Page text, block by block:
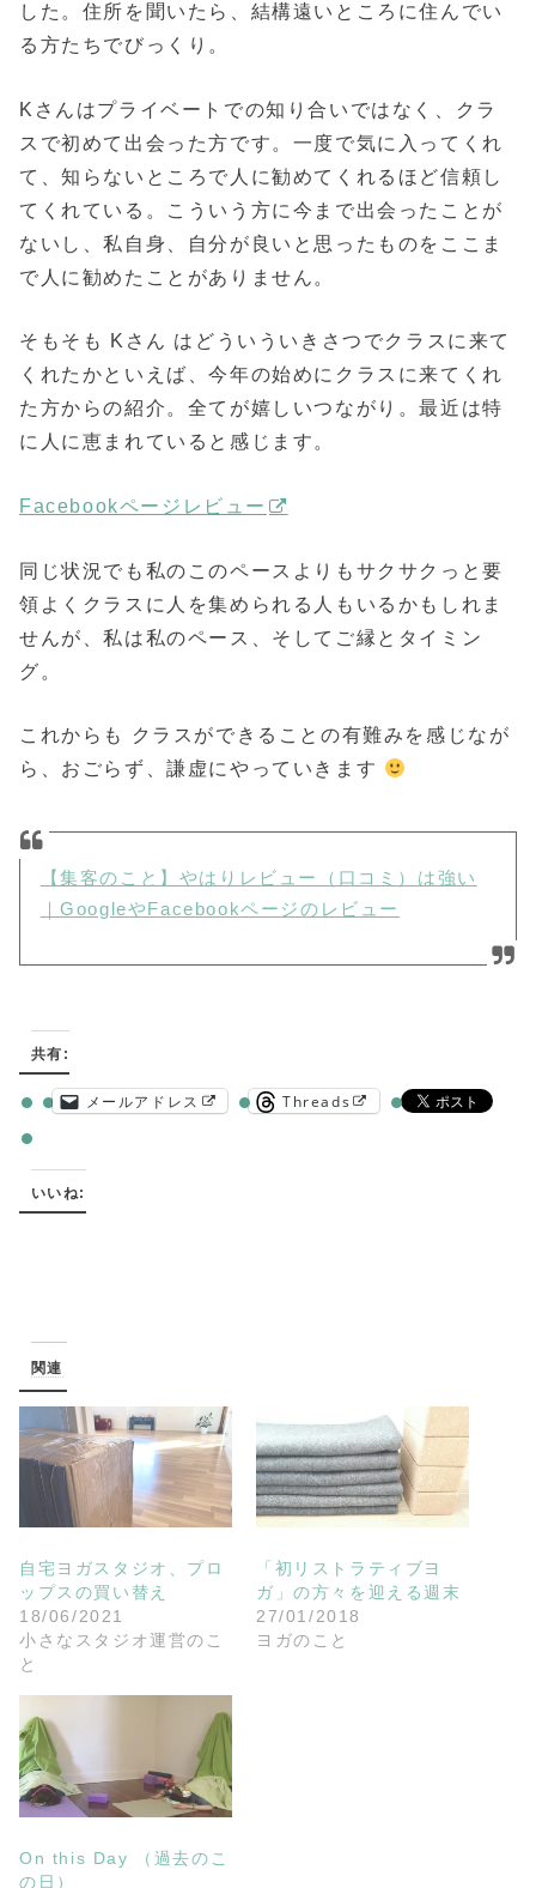
した。住所を聞いたら、結構遠いところに住んでい
る方たちでびっくり。
Kさんはプライベートでの知り合いではなく、クラ
スで初めて出会った方です。一度で気に入ってくれ
て、知らないところで人に勧めてくれるほど信頼し
てくれている。こういう方に今まで出会ったことが
ないし、私自身、自分が良いと思ったものをここま
で人に勧めたことがありません。
そもそも Kさん はどういういきさつでクラスに来て
くれたかといえば、今年の始めにクラスに来てくれ
た方からの紹介。全てが嬉しいつながり。最近は特
に人に恵まれていると感じます。
Facebookページレビュー
同じ状況でも私のこのペースよりもサクサクっと要
領よくクラスに人を集められる人もいるかもしれま
せんが、私は私のペース、そしてご縁とタイミン
グ。
これからも クラスができることの有難みを感じなが
ら、おごらず、謙虚にやっていきます
【集客のこと】やはりレビュー（口コミ）は強い
｜GoogleやFacebookページのレビュー
共有:
メールアドレス Threads
いいね:
関連
自宅ヨガスタジオ、プロ
ップスの買い替え
18/06/2021
小さなスタジオ運営のこ
と
「初リストラティブヨ
ガ」の方々を迎える週末
27/01/2018
ヨガのこと
On this Day （過去のこ
の日）